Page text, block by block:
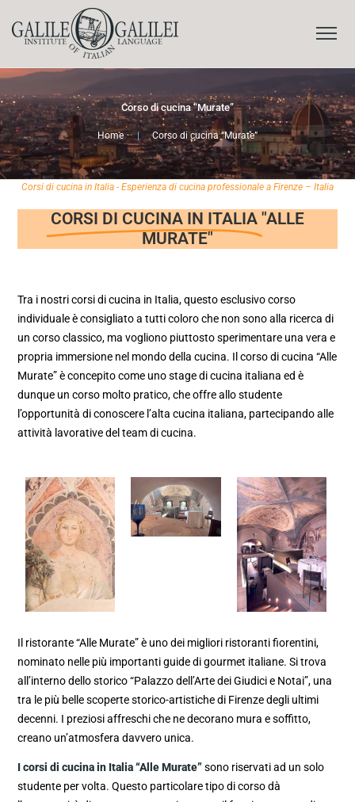
Corso di cucina “Murate”
Home | Corso di cucina “Murate”
Corsi di cucina in Italia - Esperienza di cucina professionale a Firenze – Italia
CORSI DI CUCINA IN ITALIA "ALLE
MURATE"
Tra i nostri corsi di cucina in Italia, questo esclusivo corso
individuale è consigliato a tutti coloro che non sono alla ricerca di
un corso classico, ma vogliono piuttosto sperimentare una vera e
propria immersione nel mondo della cucina. Il corso di cucina “Alle
Murate” è concepito come uno stage di cucina italiana ed è
dunque un corso molto pratico, che offre allo studente
l’opportunità di conoscere l’alta cucina italiana, partecipando alle
attività lavorative del team di cucina.
Il ristorante “Alle Murate” è uno dei migliori ristoranti fiorentini,
nominato nelle più importanti guide di gourmet italiane. Si trova
all’interno dello storico “Palazzo dell’Arte dei Giudici e Notai”, una
tra le più belle scoperte storico-artistiche di Firenze degli ultimi
decenni. I preziosi affreschi che ne decorano mura e soffitto,
creano un’atmosfera davvero unica.
I corsi di cucina in Italia “Alle Murate”sono riservati ad un solo
studente per volta. Questo particolare tipo di corso dà